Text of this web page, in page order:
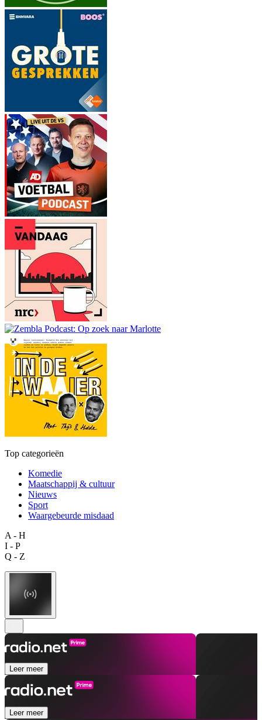
Top categorieën
Komedie
Maatschappij & cultuur
Nieuws
Sport
Waargebeurde misdaad
A - H
I - P
Q - Z
Leer meer
Leer meer